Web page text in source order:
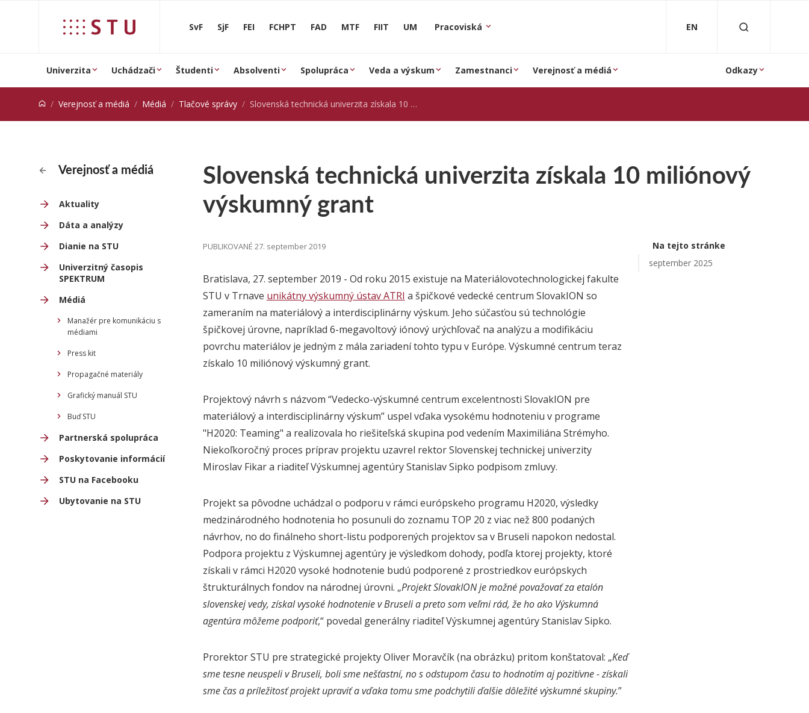
SvF SjF FEI FCHPT FAD MTF FIIT UM Pracoviská EN
Univerzita Uchádzači Študenti Absolventi Spolupráca Veda a výskum Zamestnanci Verejnosť a médiá Odkazy
Verejnosť a médiá Médiá Tlačové správy Slovenská technická univerzita získala 10 miliónový výskumný grant
Verejnosť a médiá
Aktuality
Dáta a analýzy
Dianie na STU
Univerzitný časopis
SPEKTRUM
Médiá
Manažér pre komunikáciu s
médiami
Press kit
Propagačné materiály
Grafický manuál STU
Buď STU
Partnerská spolupráca
Poskytovanie informácií
STU na Facebooku
Ubytovanie na STU
Slovenská technická univerzita získala 10 miliónový
výskumný grant
Na tejto stránke
september 2025
PUBLIKOVANÉ 27. september 2019
Bratislava, 27. september 2019 - Od roku 2015 existuje na Materiálovotechnologickej fakulte
STU v Trnave unikátny výskumný ústav ATRI a špičkové vedecké centrum SlovakION so
zameraním na materiálový a interdisciplinárny výskum. Jeho súčasťou sú technológie
špičkovej úrovne, napríklad 6-megavoltový iónový urýchľovač na analýzu a modifikáciu
povrchu materiálov je jedným z mála zariadení tohto typu v Európe. Výskumné centrum teraz
získalo 10 miliónový výskumný grant.
Projektový návrh s názvom “Vedecko-výskumné centrum excelentnosti SlovakION pre
materiálový a interdisciplinárny výskum” uspel vďaka vysokému hodnoteniu v programe
"H2020: Teaming" a realizovala ho riešiteľská skupina pod vedením Maximiliána Strémyho.
Niekoľkoročný proces príprav projektu uzavrel rektor Slovenskej technickej univerzity
Miroslav Fikar a riaditeľ Výskumnej agentúry Stanislav Sipko podpisom zmluvy.
Projekt sa pôvodne uchádzal o podporu v rámci európskeho programu H2020, výsledky
medzinárodného hodnotenia ho posunuli do zoznamu TOP 20 z viac než 800 podaných
návrhov, no do finálneho short-listu podporených projektov sa v Bruseli napokon nedostal.
Podpora projektu z Výskumnej agentúry je výsledkom dohody, podľa ktorej projekty, ktoré
získali v rámci H2020 vysoké hodnotenie budú podporené z prostriedkov európskych
štrukturálnych fondov na národnej úrovni. „Projekt SlovakION je možné považovať za etalón
slovenskej vedy, získal vysoké hodnotenie v Bruseli a preto som veľmi rád, že ho ako Výskumná
agentúra môžeme podporiť,“ povedal generálny riaditeľ Výskumnej agentúry Stanislav Sipko.
Prorektor STU pre strategické projekty Oliver Moravčík (na obrázku) pritom konštatoval: „Keď
sme tesne neuspeli v Bruseli, boli sme nešťastní, no s odstupom času to hodnotím aj pozitívne - získali
sme čas a príležitosť projekt upraviť a vďaka tomu sme podchytili ďalšie dôležité výskumné skupiny.”